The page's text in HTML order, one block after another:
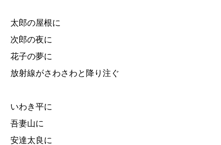
太郎の屋根に
次郎の夜に
花子の夢に
放射線がさわさわと降り注ぐ
いわき平に
吾妻山に
安達太良に